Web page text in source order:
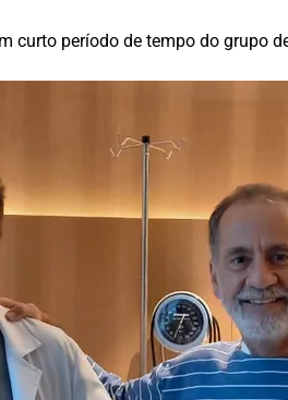
curto período de tempo do grupo